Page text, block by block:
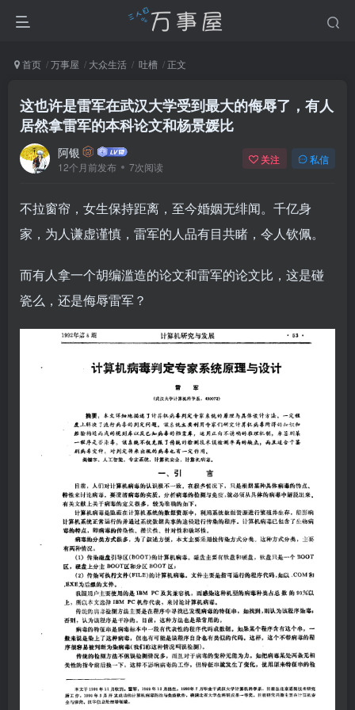
首页 万事屋 大众生活 吐槽 正文
这也许是雷军在武汉大学受到最大的侮辱了，有人
居然拿雷军的本科论文和杨景媛比
阿银
12个月前发布 7次阅读
关注 私信
不拉窗帘，女生保持距离，至今婚姻无绯闻。千亿身
家，为人谦虚谨慎，雷军的人品有目共睹，令人钦佩。
而有人拿一个胡编滥造的论文和雷军的论文比，这是碰
瓷么，还是侮辱雷军？